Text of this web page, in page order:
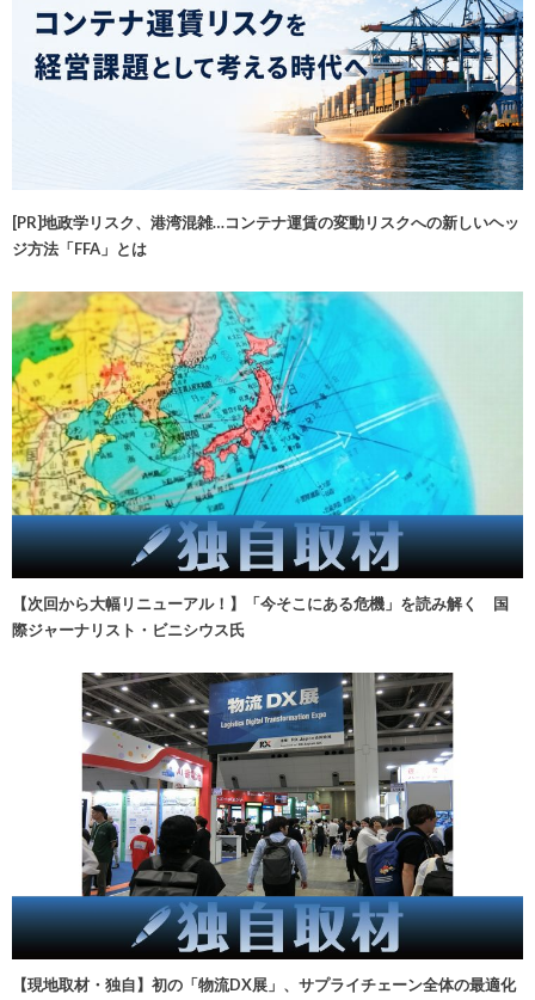
[PR]地政学リスク、港湾混雑…コンテナ運賃の変動リスクへの新しいヘッ
ジ方法「FFA」とは
【次回から大幅リニューアル！】「今そこにある危機」を読み解く 国
際ジャーナリスト・ビニシウス氏
【現地取材・独自】初の「物流DX展」、サプライチェーン全体の最適化